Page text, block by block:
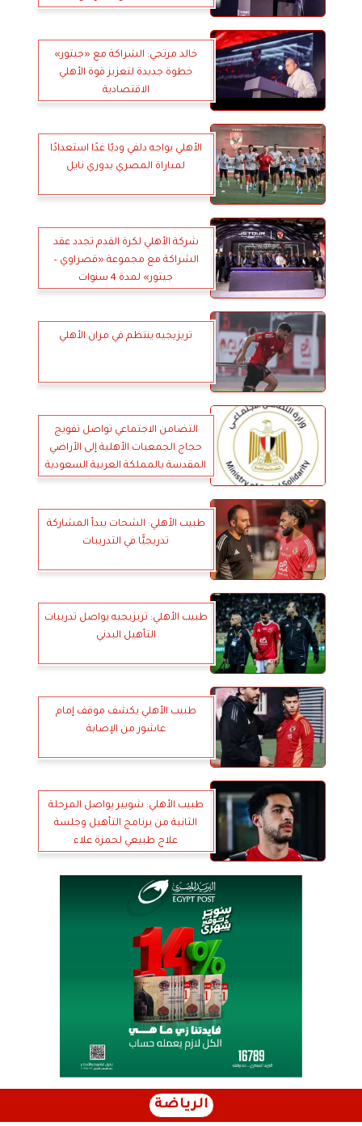
خالد مرتجي: الشراكة مع «جيتور»
خطوة جديدة لتعزيز قوة الأهلي
الاقتصادية
الأهلي يواجه دلفي وديّا غدًا استعدادًا
لمباراة المصري بدوري نايل
شركة الأهلي لكرة القدم تجدد عقد
الشراكة مع مجموعة «قصراوي –
جيتور» لمدة 4 سنوات
تريزيجيه ينتظم في مران الأهلي
التضامن الاجتماعي تواصل تفويج
حجاج الجمعيات الأهلية إلى الأراضي
المقدسة بالمملكة العربية السعودية
طبيب الأهلي: الشحات يبدأ المشاركة
تدريجيًّا في التدريبات
طبيب الأهلي: تريزيجيه يواصل تدريبات
التأهيل البدني
طبيب الأهلي يكشف موقف إمام
عاشور من الإصابة
طبيب الأهلي: شوبير يواصل المرحلة
الثانية من برنامج التأهيل وجلسة
علاج طبيعي لحمزة علاء
الرياضة